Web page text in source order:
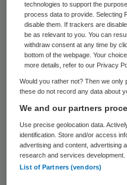
een op de drie
begrijpen wat de
Bouwmeester
(CDA), die dinsdag
Kamer aan hun
Het kabinet moet
onafhankelijke
worden geregeld,
technologies to support the
process data to provide. Selecting
disable them. If trackers are
be as relevant to you. You can
withdraw consent at any time by
bottom of the webpage. Your
more details, refer to our Privacy
Would you rather not? Then we only
these do not record any data about
We and our partners
Use precise geolocation data.
identification. Store and/or access
advertising and content, advertising
research and services development.
List of Partners (vendors)